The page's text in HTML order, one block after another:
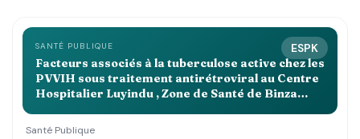
ESPK
SANTÉ PUBLIQUE
Facteurs associés à la tuberculose active chez les
PVVIH sous traitement antirétroviral au Centre
Hospitalier Luyindu , Zone de Santé de Binza
Santé Publique